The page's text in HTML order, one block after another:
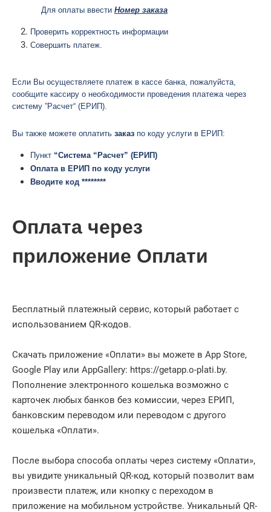
Для оплаты ввести Номер заказа
Проверить корректность информации
Совершить платеж.
Если Вы осуществляете платеж в кассе банка, пожалуйста,
сообщите кассиру о необходимости проведения платежа через
систему ”Расчет“ (ЕРИП).
Вы также можете оплатить заказ по коду услуги в ЕРИП:
Пункт “Система “Расчет” (ЕРИП)
Оплата в ЕРИП по коду услуги
Вводите код ********
Оплата через
приложение Оплати
Бесплатный платежный сервис, который работает с
использованием QR-кодов.
Скачать приложение «Оплати» вы можете в App Store,
Google Play или AppGallery: https://getapp.o-plati.by.
Пополнение электронного кошелька возможно с
карточек любых банков без комиссии, через ЕРИП,
банковским переводом или переводом с другого
кошелька «Оплати».
После выбора способа оплаты через систему «Оплати»,
вы увидите уникальный QR-код, который позволит вам
произвести платеж, или кнопку с переходом в
приложение на мобильном устройстве. Уникальный QR-